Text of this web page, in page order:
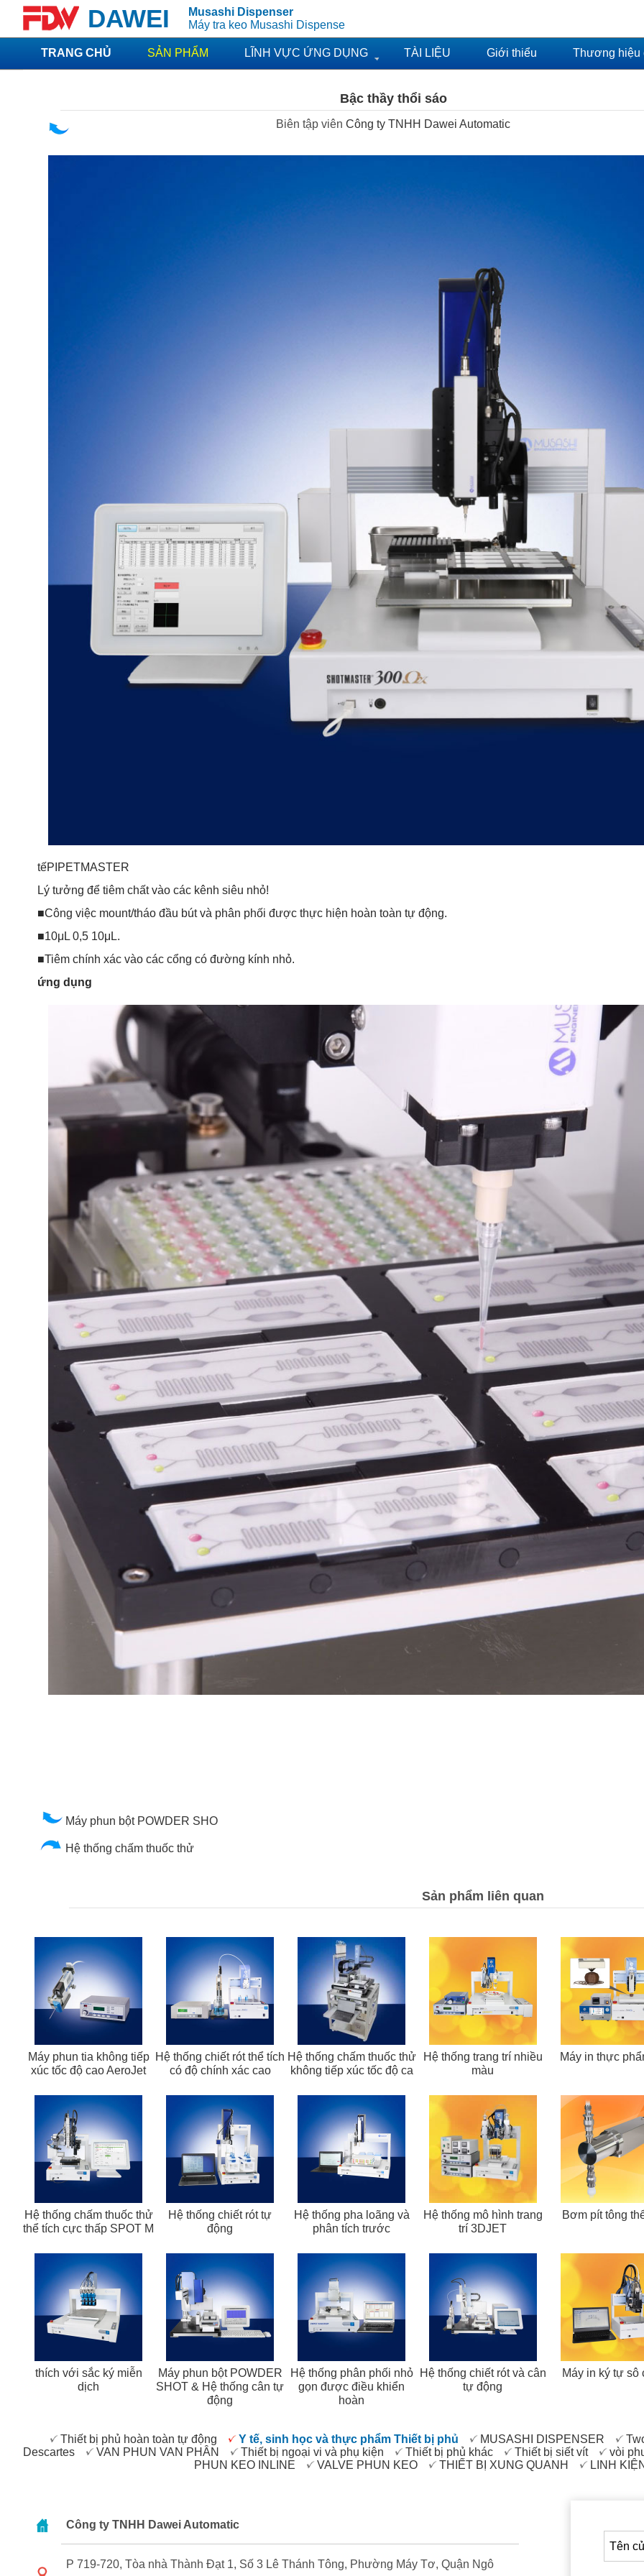
DAWEI
Musashi Dispenser
Máy tra keo Musashi Dispense
TRANG CHỦ SẢN PHẨM LĨNH VỰC ỨNG DỤNG TÀI LIỆU Giới thiểu Thương hiệu
Bậc thầy thổi sáo
Biên tập viên Công ty TNHH Dawei Automatic
tếPIPETMASTER
Lý tưởng để tiêm chất vào các kênh siêu nhỏ!
■Công việc mount/tháo đầu bút và phân phối được thực hiện hoàn toàn tự động.
■10μL 0,5 10μL.
■Tiêm chính xác vào các cổng có đường kính nhỏ.
ứng dụng
Máy phun bột POWDER SHO
Hệ thống chấm thuốc thử
Sản phẩm liên quan
Máy phun tia không tiếp
xúc tốc độ cao AeroJet
Hệ thống chiết rót thể tích
có độ chính xác cao
Hệ thống chấm thuốc thử
không tiếp xúc tốc độ ca
Hệ thống trang trí nhiều
màu
Máy in thực
Hệ thống chấm thuốc thử
thể tích cực thấp SPOT M
Hệ thống chiết rót tự
động
Hệ thống pha loãng và
phân tích trước
Hệ thống mô hình trang
trí 3DJET
Bơm pít tông
thích với sắc ký miễn
dịch
Máy phun bột POWDER
SHOT & Hệ thống cân tự
động
Hệ thống phân phối nhỏ
gọn được điều khiển
hoàn
Hệ thống chiết rót và cân
tự động
Máy in ký tự sô
Thiết bị phủ hoàn toàn tự động Y tế, sinh học và thực phẩm Thiết bị phủ MUSASHI DISPENSER
Descartes
VAN PHUN VAN PHÂN Thiết bị ngoại vi và phụ kiện Thiết bị phủ khác Thiết bị siết vít
vòi
PHUN KEO INLINE
VALVE PHUN KEO THIẾT BỊ XUNG QUANH LINH
Công ty TNHH Dawei Automatic
P 719-720, Tòa nhà Thành Đạt 1, Số 3 Lê Thánh Tông, Phường Máy Tơ, Quận Ngô